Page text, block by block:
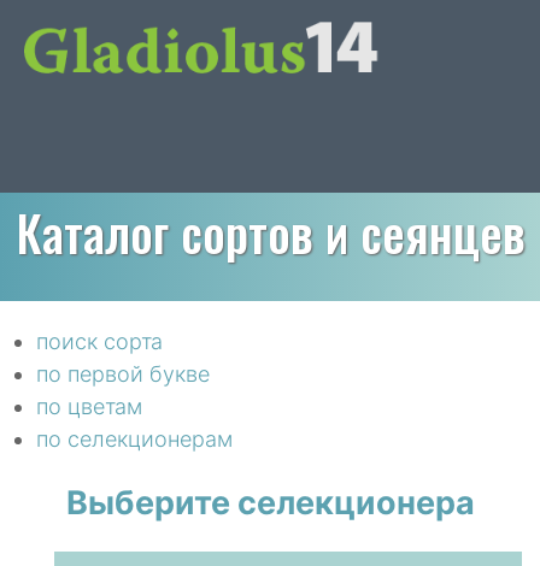
Каталог сортов и сеянцев
поиск сорта
по первой букве
по цветам
по селекционерам
Выберите селекционера